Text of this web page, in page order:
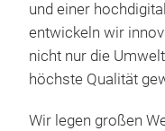
und einer
entwickeln wir
nicht nur die
höchste Qualität
Wir legen großen